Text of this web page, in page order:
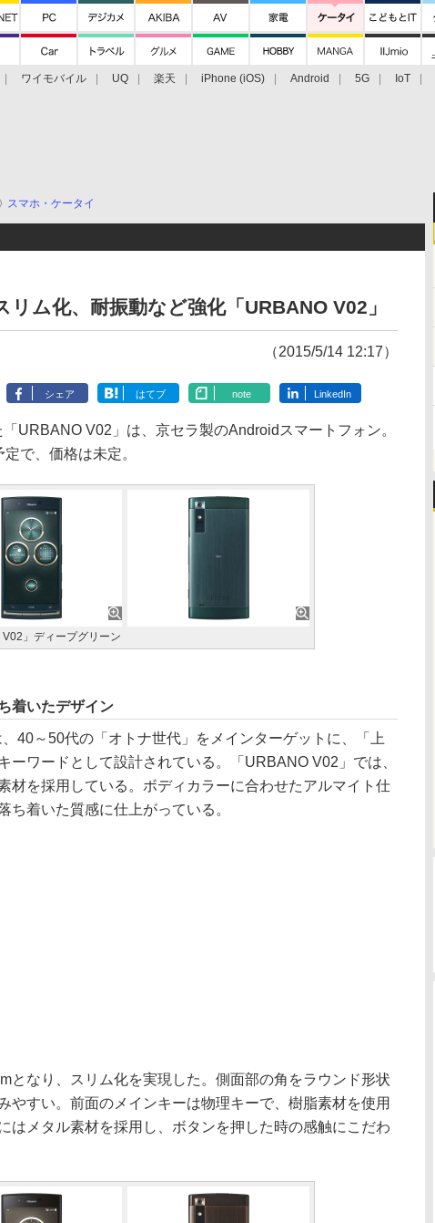
ワイモバイル UQ 楽天 iPhone (iOS) Android 5G IoT
スマホ・ケータイ
リム化、耐振動など強化「URBANO V02」
（2015/5/14 12:17）
シェア はてブ note LinkedIn
URBANO V02」は、京セラ製のAndroidスマートフォン。
で、価格は未定。
V02」ディープグリーン
着いたデザイン
40～50代の「オトナ世代」をメインターゲットに、「上
ーワードとして設計されている。「URBANO V02」では、
材を採用している。ボディカラーに合わせたアルマイト仕
ち着いた質感に仕上がっている。
となり、スリム化を実現した。側面部の角をラウンド形状
やすい。前面のメインキーは物理キーで、樹脂素材を使用
はメタル素材を採用し、ボタンを押した時の感触にこだわ